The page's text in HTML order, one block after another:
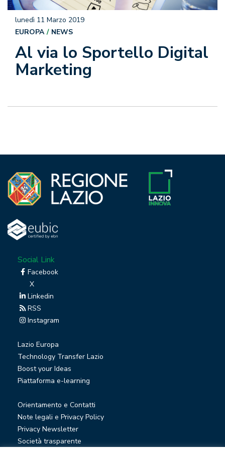
Al via lo Sportello Digital
Marketing
lunedì 11 Marzo 2019
EUROPA
NEWS
Social Link
Facebook
X
Linkedin
RSS
Instagram
Lazio Europa
Technology Transfer Lazio
Boost your Ideas
Piattaforma e-learning
Orientamento e Contatti
Note legali e Privacy Policy
Privacy Newsletter
Società trasparente